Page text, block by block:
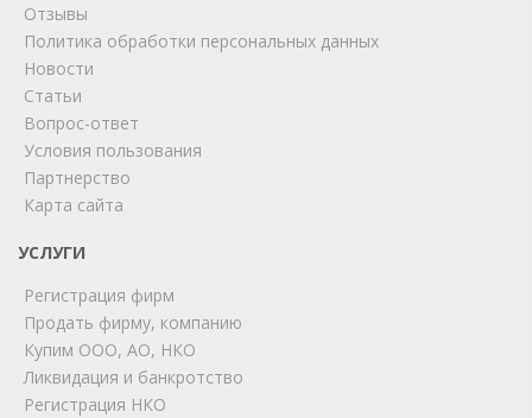
Отзывы
Политика обработки персональных данных
Новости
Статьи
Вопрос-ответ
Условия пользования
Партнерство
Карта сайта
УСЛУГИ
Регистрация фирм
Продать фирму, компанию
Купим ООО, АО, НКО
Ликвидация и банкротство
Регистрация НКО
online
Позвоните нам или свяжитесь с нами через любой
удобный мессенджер!
Telegram